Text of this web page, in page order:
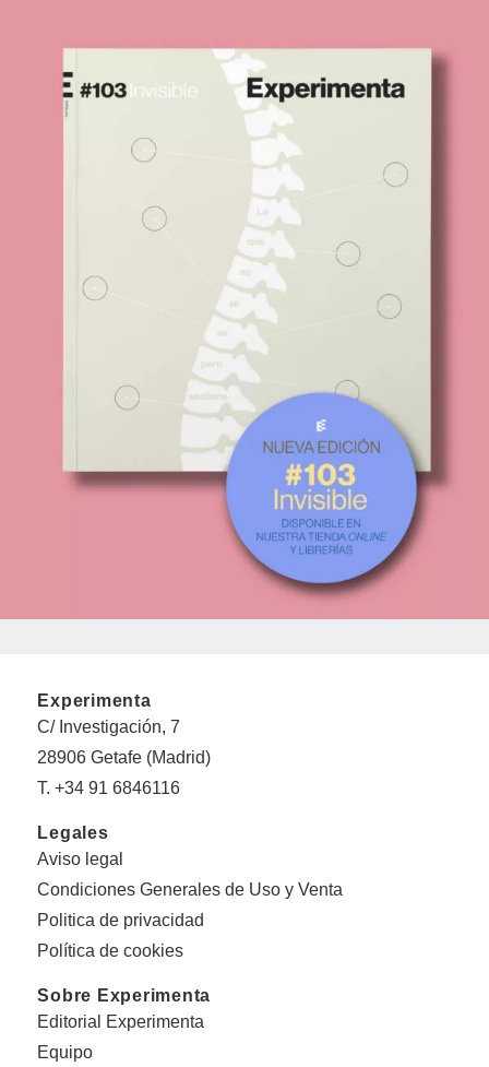
Experimenta
C/ Investigación, 7
28906 Getafe (Madrid)
T. +34 91 6846116
Legales
Aviso legal
Condiciones Generales de Uso y Venta
Politica de privacidad
Política de cookies
Sobre Experimenta
Editorial Experimenta
Equipo